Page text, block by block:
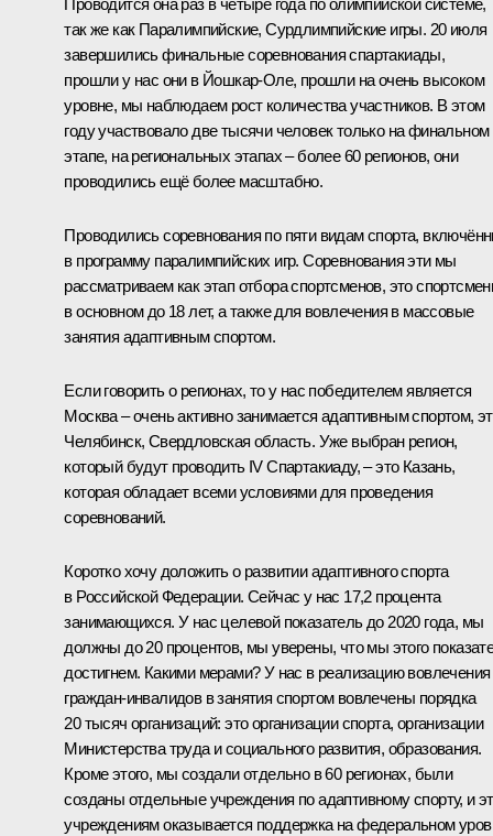
так же как Паралимпийские, Сурдлимпийские игры. 20 июля
завершились финальные соревнования спартакиады,
прошли у нас они в Йошкар‑Оле, прошли на очень высоком
уровне, мы наблюдаем рост количества участников. В этом
году участвовало две тысячи человек только на финальном
этапе, на региональных этапах – более 60 регионов, они
проводились ещё более масштабно.
Проводились соревнования по пяти видам спорта,
в программу паралимпийских игр. Соревнования эти мы
рассматриваем как этап отбора спортсменов, это
в основном до 18 лет, а также для вовлечения в массовые
занятия адаптивным спортом.
Если говорить о регионах, то у нас победителем является
Москва – очень активно занимается адаптивным спортом,
Челябинск, Свердловская область. Уже выбран регион,
который будут проводить IV Спартакиаду, – это Казань,
которая обладает всеми условиями для проведения
соревнований.
Коротко хочу доложить о развитии адаптивного спорта
в Российской Федерации. Сейчас у нас 17,2 процента
занимающихся. У нас целевой показатель до 2020 года, мы
должны до 20 процентов, мы уверены, что мы этого
достигнем. Какими мерами? У нас в реализацию вовлечения
граждан‑инвалидов в занятия спортом вовлечены порядка
20 тысяч организаций: это организации спорта, организации
Министерства труда и социального развития, образования.
Кроме этого, мы создали отдельно в 60 регионах, были
созданы отдельные учреждения по адаптивному спорту, и
учреждениям оказывается поддержка на федеральном